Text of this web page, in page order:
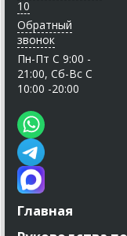
10
Обратный
звонок
Пн-Пт C 9:00 -
21:00, Сб-Вс С
10:00 -20:00
Главная